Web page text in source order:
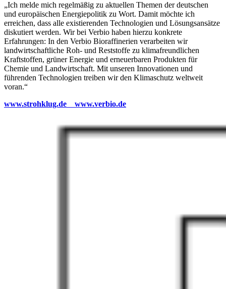
„Ich melde mich regelmäßig zu aktuellen Themen der deutschen
und europäischen Energiepolitik zu Wort. Damit möchte ich
erreichen, dass alle existierenden Technologien und Lösungsansätze
diskutiert werden. Wir bei Verbio haben hierzu konkrete
Erfahrungen: In den Verbio Bioraffinerien verarbeiten wir
landwirtschaftliche Roh- und Reststoffe zu klimafreundlichen
Kraftstoffen, grüner Energie und erneuerbaren Produkten für
Chemie und Landwirtschaft. Mit unseren Innovationen und
führenden Technologien treiben wir den Klimaschutz weltweit
voran.“
www.strohklug.de www.verbio.de